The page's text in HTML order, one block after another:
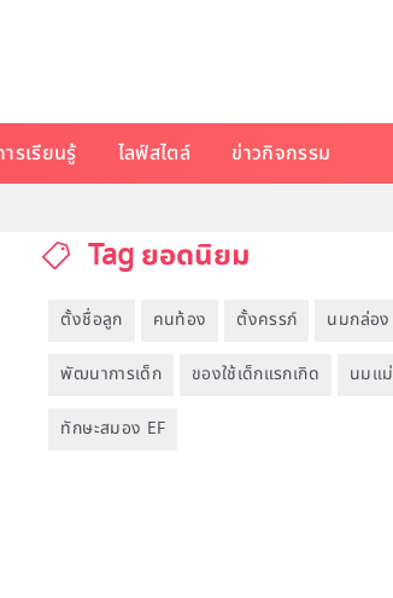
ารเรียนรู้ ไลฟ์สไตล์ ข่าวกิจกรรม
Tag ยอดนิยม
ตั้งชื่อลูก คนท้อง ตั้งครรภ์ นมกล่อง
พัฒนาการเด็ก ของใช้เด็กแรกเกิด นมแม่
ทักษะสมอง EF